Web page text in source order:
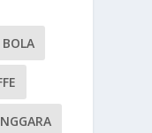
BOLA